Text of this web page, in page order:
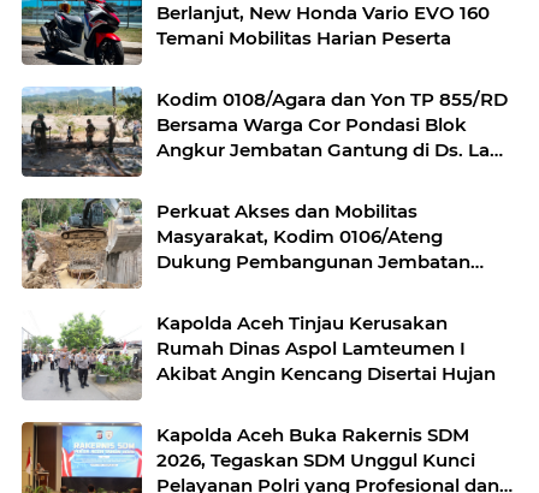
Berlanjut, New Honda Vario EVO 160
Temani Mobilitas Harian Peserta
Kodim 0108/Agara dan Yon TP 855/RD
Bersama Warga Cor Pondasi Blok
Angkur Jembatan Gantung di Ds. Lawe
Perkuat Akses dan Mobilitas
Masyarakat, Kodim 0106/Ateng
Dukung Pembangunan Jembatan
Kapolda Aceh Tinjau Kerusakan
Rumah Dinas Aspol Lamteumen I
Akibat Angin Kencang Disertai Hujan
Kapolda Aceh Buka Rakernis SDM
2026, Tegaskan SDM Unggul Kunci
Pelayanan Polri yang Profesional dan